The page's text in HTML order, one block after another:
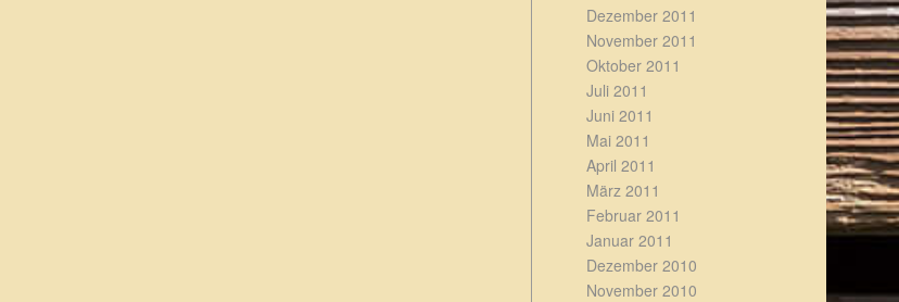
Dezember 2011
November 2011
Oktober 2011
Juli 2011
Juni 2011
Mai 2011
April 2011
März 2011
Februar 2011
Januar 2011
Dezember 2010
November 2010